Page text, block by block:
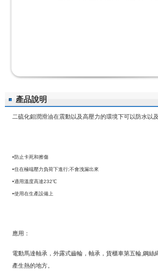
產品說明
二硫化鉬潤滑油在震動以及高壓力的環境下可以防水以及
•防止卡死和擦傷
•住在極端壓力負荷下進行;不會洩漏出來
•適用溫度高達232℃
•使用在生產設備上
應用：
電動馬達軸承，外露式齒輪，軸承，貨櫃車第五輪,鋼
產生熱的地方。